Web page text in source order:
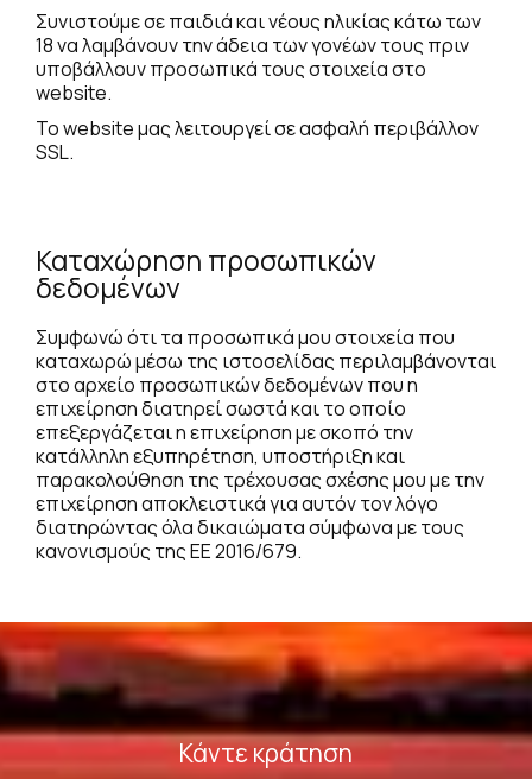
Συνιστούμε σε παιδιά και νέους ηλικίας κάτω των
18 να λαμβάνουν την άδεια των γονέων τους πριν
υποβάλλουν προσωπικά τους στοιχεία στο
website.
Το website μας λειτουργεί σε ασφαλή περιβάλλον
SSL.
Καταχώρηση προσωπικών
δεδομένων
Συμφωνώ ότι τα προσωπικά μου στοιχεία που
καταχωρώ μέσω της ιστοσελίδας περιλαμβάνονται
στο αρχείο προσωπικών δεδομένων που η
επιχείρηση διατηρεί σωστά και το οποίο
επεξεργάζεται η επιχείρηση με σκοπό την
κατάλληλη εξυπηρέτηση, υποστήριξη και
παρακολούθηση της τρέχουσας σχέσης μου με την
επιχείρηση αποκλειστικά για αυτόν τον λόγο
διατηρώντας όλα δικαιώματα σύμφωνα με τους
κανονισμούς της ΕΕ 2016/679.
Κάντε κράτηση